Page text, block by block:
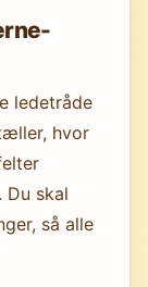
ledetråde
hvor
skal
så alle